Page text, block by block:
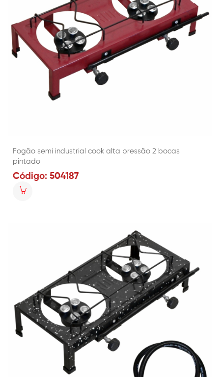
Fogão semi industrial cook alta pressão 2 bocas
pintado
Código: 504187